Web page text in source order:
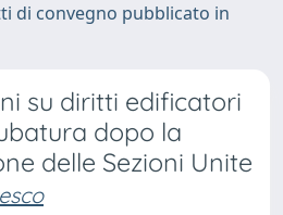
di convegno pubblicato in
su diritti edificatori
dopo la
delle Sezioni Unite